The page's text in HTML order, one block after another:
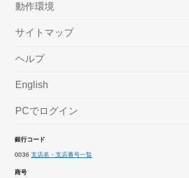
動作環境
サイトマップ
ヘルプ
English
PCでログイン
銀行コード
0036 支店名・支店番号一覧
商号